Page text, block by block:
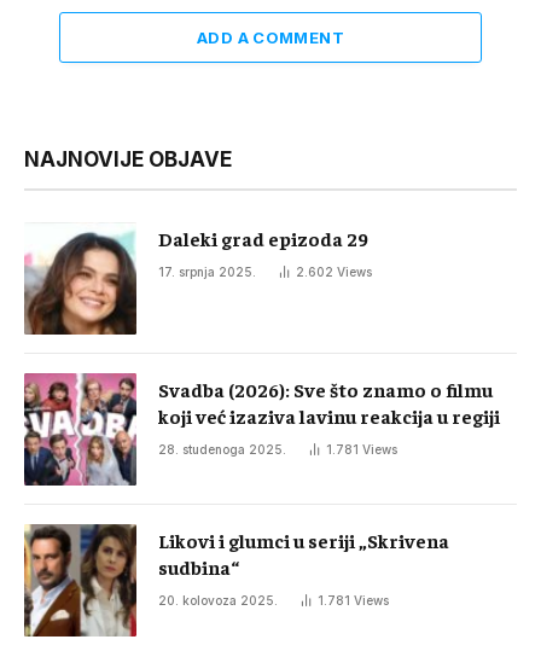
ADD A COMMENT
NAJNOVIJE OBJAVE
Daleki grad epizoda 29
17. srpnja 2025. 2.602 Views
Svadba (2026): Sve što znamo o filmu
koji već izaziva lavinu reakcija u regiji
28. studenoga 2025. 1.781 Views
Likovi i glumci u seriji „Skrivena
sudbina“
20. kolovoza 2025. 1.781 Views